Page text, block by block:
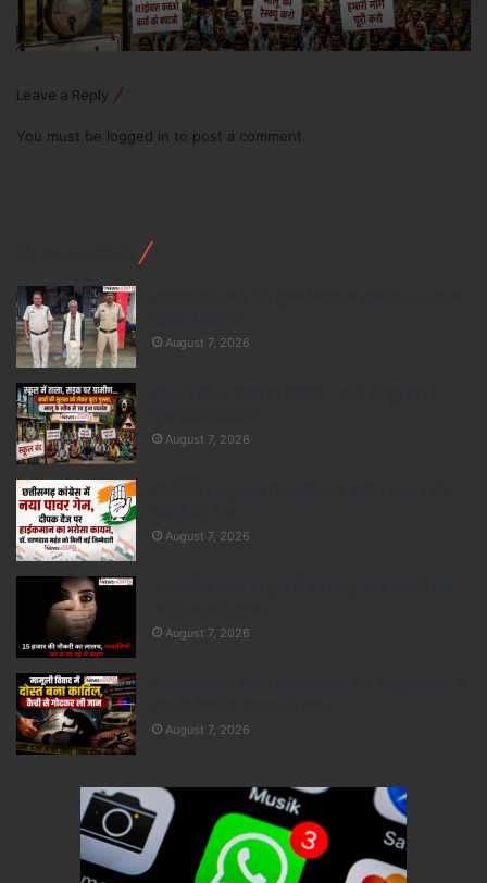
Leave a Reply
You must be logged in to post a comment.
August 7, 2026
August 7, 2026
August 7, 2026
August 7, 2026
August 7, 2026